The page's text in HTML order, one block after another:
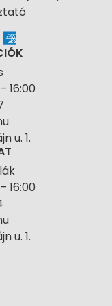
16:00
u. 1.
16:00
u. 1.